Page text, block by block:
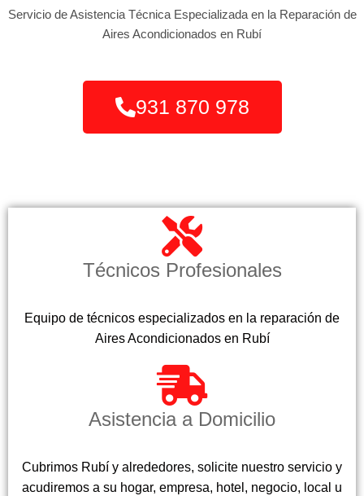
Servicio de Asistencia Técnica Especializada en la Reparación de
Aires Acondicionados en Rubí
931 870 978
Técnicos Profesionales
Equipo de técnicos especializados en la reparación de
Aires Acondicionados en Rubí
Asistencia a Domicilio
Cubrimos Rubí y alrededores, solicite nuestro servicio y
acudiremos a su hogar, empresa, hotel, negocio, local u